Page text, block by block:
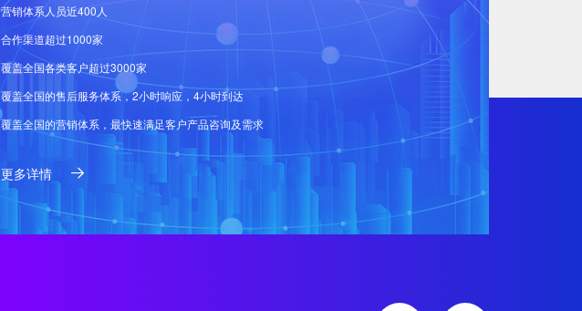
营销体系人员近400人
合作渠道超过1000家
覆盖全国各类客户超过3000家
覆盖全国的售后服务体系，2小时响应，4小时到达
覆盖全国的营销体系，最快速满足客户产品咨询及需求
更多详情